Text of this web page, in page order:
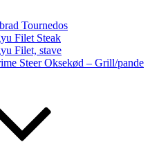
Tournedos
Filet Steak
Filet, stave
Steer Oksekød – Grill/pande